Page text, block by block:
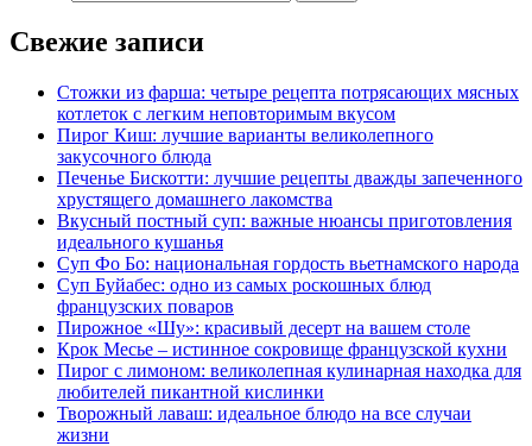
Свежие записи
Стожки из фарша: четыре рецепта потрясающих мясных
котлеток с легким неповторимым вкусом
Пирог Киш: лучшие варианты великолепного
закусочного блюда
Печенье Бискотти: лучшие рецепты дважды запеченного
хрустящего домашнего лакомства
Вкусный постный суп: важные нюансы приготовления
идеального кушанья
Суп Фо Бо: национальная гордость вьетнамского народа
Суп Буйабес: одно из самых роскошных блюд
французских поваров
Пирожное «Шу»: красивый десерт на вашем столе
Крок Месье – истинное сокровище французской кухни
Пирог с лимоном: великолепная кулинарная находка для
любителей пикантной кислинки
Творожный лаваш: идеальное блюдо на все случаи
жизни